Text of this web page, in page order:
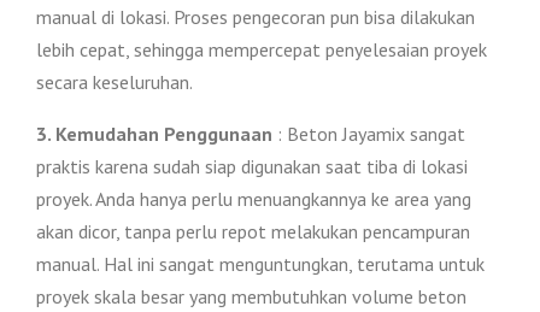
manual di lokasi. Proses pengecoran pun bisa dilakukan
lebih cepat, sehingga mempercepat penyelesaian proyek
secara keseluruhan.
3. Kemudahan Penggunaan : Beton Jayamix sangat
praktis karena sudah siap digunakan saat tiba di lokasi
proyek. Anda hanya perlu menuangkannya ke area yang
akan dicor, tanpa perlu repot melakukan pencampuran
manual. Hal ini sangat menguntungkan, terutama untuk
proyek skala besar yang membutuhkan volume beton